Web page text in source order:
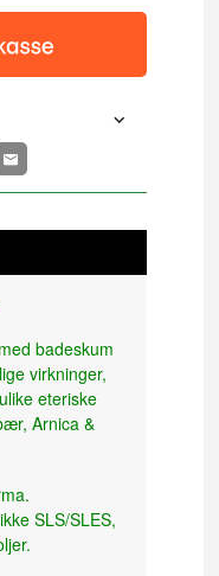
badeskum
virkninger,
eteriske
Arnica &
SLS/SLES,